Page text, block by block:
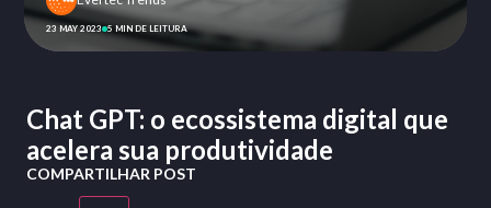
23 MAY 2023 5 MIN DE LEITURA
Chat GPT: o ecossistema digital que
acelera sua produtividade
COMPARTILHAR POST